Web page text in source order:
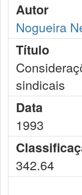
Autor
Nogueira
Título
sindicais
Data
1993
342.64